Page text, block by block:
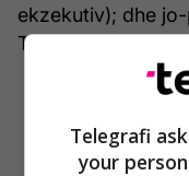
ekzekutiv); dhe
Tasha McCauley
Telegrafi
your